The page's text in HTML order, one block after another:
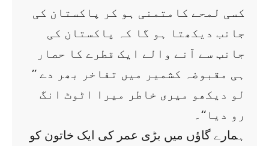
کسی لمحے کامتمنی ہو کر پاکستان کی
جانب دیکھتا ہو گا کہ پاکستان کی
جانب سے آنے والے ایک قطرے کا حصار
ہی مقبوضہ کشمیر میں تفاخر بھر دے ’’
لو دیکھو میری خاطر میرا اٹوٹ انگ
رو دیا‘‘۔
ہمارے گاؤں میں بڑی عمر کی ایک خاتون کو